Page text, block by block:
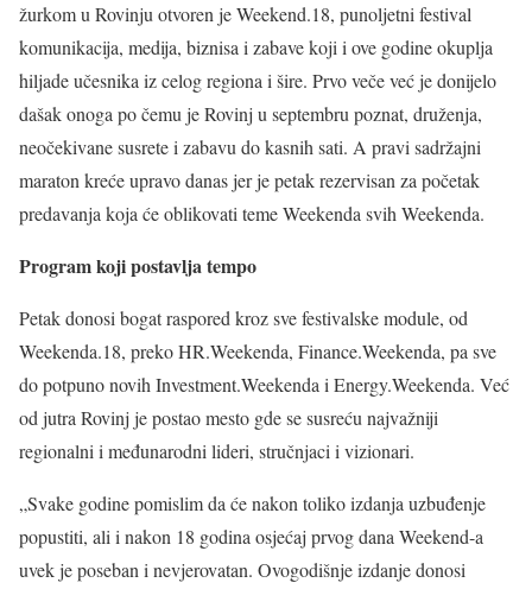
žurkom u Rovinju otvoren je Weekend.18, punoljetni festival
komunikacija, medija, biznisa i zabave koji i ove godine okuplja
hiljade učesnika iz celog regiona i šire. Prvo veče već je donijelo
dašak onoga po čemu je Rovinj u septembru poznat, druženja,
neočekivane susrete i zabavu do kasnih sati. A pravi sadržajni
maraton kreće upravo danas jer je petak rezervisan za početak
predavanja koja će oblikovati teme Weekenda svih Weekenda.
Program koji postavlja tempo
Petak donosi bogat raspored kroz sve festivalske module, od
Weekenda.18, preko HR.Weekenda, Finance.Weekenda, pa sve
do potpuno novih Investment.Weekenda i Energy.Weekenda. Već
od jutra Rovinj je postao mesto gde se susreću najvažniji
regionalni i međunarodni lideri, stručnjaci i vizionari.
„Svake godine pomislim da će nakon toliko izdanja uzbuđenje
popustiti, ali i nakon 18 godina osjećaj prvog dana Weekend-a
uvek je poseban i nevjerovatan. Ovogodišnje izdanje donosi